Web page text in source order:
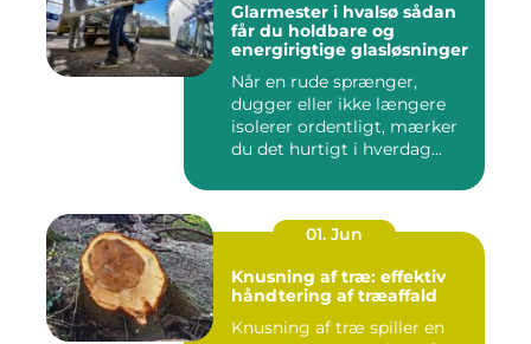
Glarmester i hvalsø sådan
får du holdbare og
energirigtige glasløsninger
Når en rude sprænger,
dugger eller ikke længere
isolerer ordentligt, mærker
du det hurtigt i hverdag...
01. Jun
Knusning af træ: effektiv
håndtering af træaffald
Knusning af træ spiller en